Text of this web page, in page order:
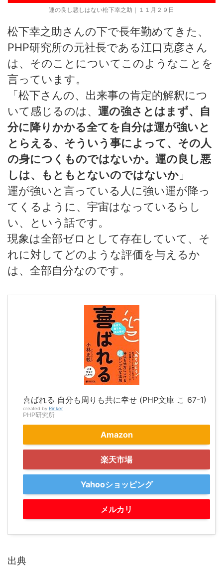
運の良し悪しはない松下幸之助｜１１月２９日
松下幸之助さんの下で長年勤めてきた、
PHP研究所の元社長である江口克彦さん
は、そのことについてこのようなことを
言っています。
「松下さんの、出来事の肯定的解釈につ
いて感じるのは、 運の強さとはまず、自
分に降りかかる全てを自分は運が強いと
とらえる、そういう事によって、その人
の身につくものではないか。運の良し悪
しは、もともとないのではないか 」
運が強いと言っている人に強い運が降っ
てくるように、宇宙はなっているらし
い、という話です。
現象は全部ゼロとして存在していて、そ
れに対してどのような評価を与えるか
は、全部自分なのです。
喜ばれる 自分も周りも共に幸せ (PHP文庫 こ 67-1)
created by Rinker
PHP研究所
Amazon
楽天市場
Yahooショッピング
メルカリ
出典